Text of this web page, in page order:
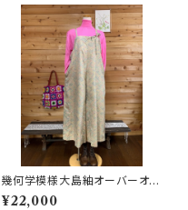
幾何学模様大島紬オーバーオー
ル 202501291654
¥22,000